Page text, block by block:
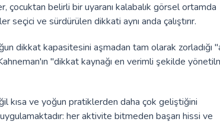
belirli bir uyaranı kalabalık görsel ortamda
ve sürdürülen dikkati aynı anda çalıştırır.
dikkat kapasitesini aşmadan tam olarak zorladığı
"dikkat kaynağı en verimli şekilde
kısa ve yoğun pratiklerden daha çok geliştiğini
her aktivite bitmeden başarı hissi ve